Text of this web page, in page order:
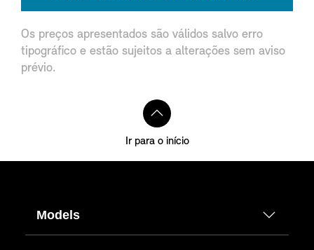
Os preços apresentados são válidos salvo erro
tipográfico e estão sujeitos a alterações sem aviso
prévio.
Ir para o início
Models